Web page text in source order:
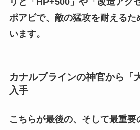
ポアビで、敵の猛攻を耐えるた
います。
カナルブラインの神官から「
入手
こちらが最後の、そして最重